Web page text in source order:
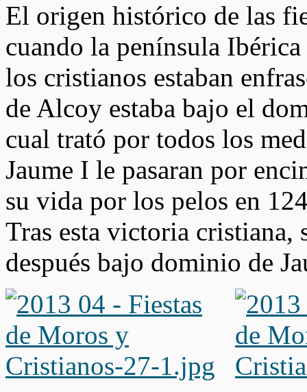
El origen histórico de las
cuando la península
los cristianos estaban
de Alcoy estaba bajo el
cual trató por todos los
Jaume I le pasaran por
su vida por los pelos en
Tras esta victoria cristiana,
después bajo dominio de